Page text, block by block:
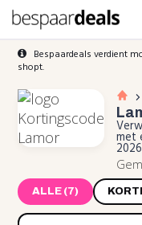
Bespaardeals verdient
shopt.
met
2026
ALLE (7)